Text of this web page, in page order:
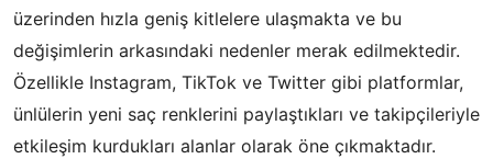
üzerinden hızla geniş kitlelere ulaşmakta ve bu
değişimlerin arkasındaki nedenler merak edilmektedir.
Özellikle Instagram, TikTok ve Twitter gibi platformlar,
ünlülerin yeni saç renklerini paylaştıkları ve takipçileriyle
etkileşim kurdukları alanlar olarak öne çıkmaktadır.